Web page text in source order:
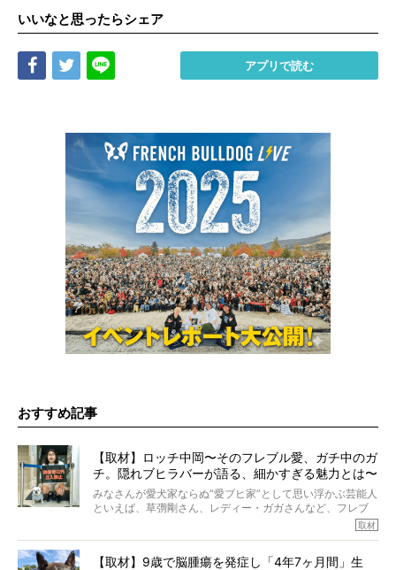
いいなと思ったらシェア
Share Tweet アプリで読む
おすすめ記事
【取材】ロッチ中岡〜そのフレブル愛、ガチ中のガ
チ。隠れブヒラバーが語る、細かすぎる魅力とは〜
【前編】
みなさんが愛犬家ならぬ“愛ブヒ家”として思い浮かぶ芸能人
といえば、草彅剛さん、レディー・ガガさんなど、フレブ
ルを飼っている方が多いと思います。が、ロッチ中岡さん
んのインスタグラムを覗くと、たくさんのフレブルアカウ
取材
【取材】9歳で脳腫瘍を発症し「4年7ヶ月間」生